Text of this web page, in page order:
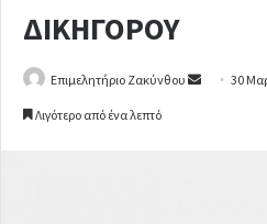
ΔΙΚΗΓΟΡΟΥ
Επιμελητήριο Ζακύνθου 30
Λιγότερο από ένα λεπτό